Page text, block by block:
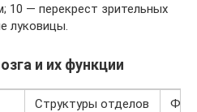
10 — перекрест зрительных
луковицы.
и их функции
Структуры отделов